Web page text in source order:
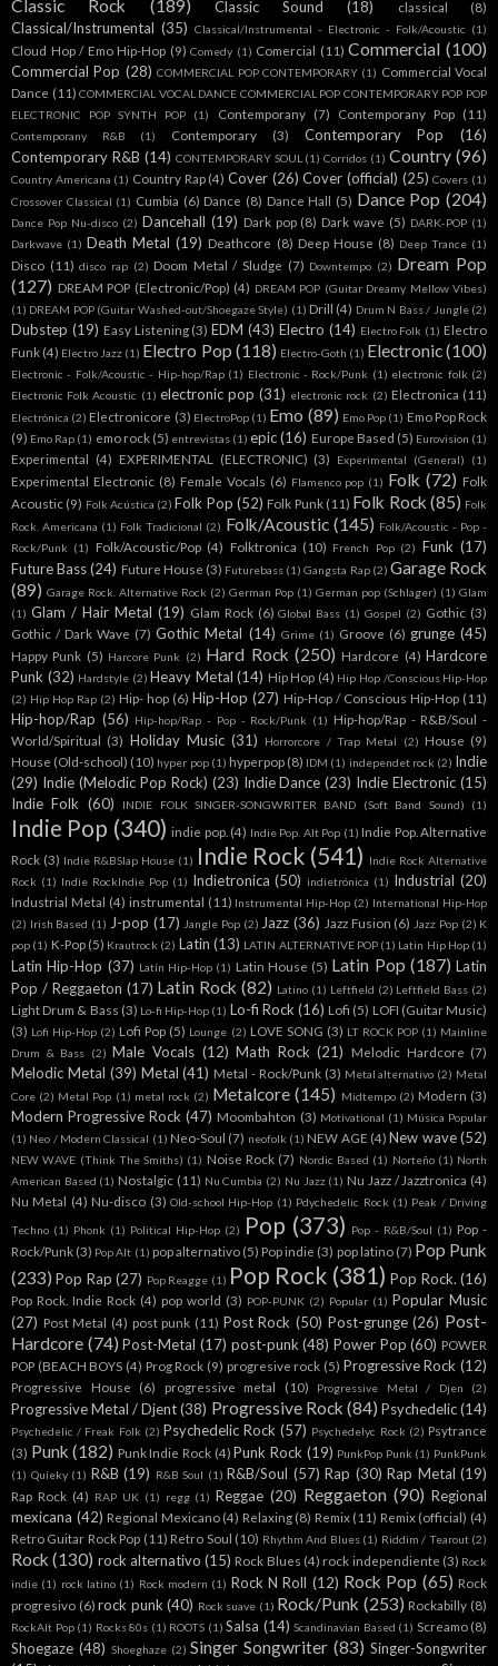
Classic Rock (189) Classic Sound (18) classical (8)
Classical/Instrumental (35) Classical/Instrumental - Electronic - Folk/Acoustic (1)
Cloud Hop / Emo Hip-Hop (9) Comedy (1) Comercial (11) Commercial (100)
Commercial Pop (28) COMMERCIAL POP CONTEMPORARY (1) Commercial Vocal
Dance (11) COMMERCIAL VOCAL DANCE COMMERCIAL POP CONTEMPORARY POP POP
ELECTRONIC POP SYNTH POP
(1) Contemporany (7) Contemporany Pop (11)
Contemporany R&B (1) Contemporary (3) Contemporary Pop
(16)
Contemporary R&B (14) CONTEMPORARY SOUL (1) Corridos (1) Country (96)
Country Americana (1) Country Rap (4) Cover (26) Cover (official) (25) Covers (1)
Crossover Classical (1) Cumbia (6) Dance (8) Dance Hall (5) Dance Pop (204)
Dance Pop Nu-disco (2) Dancehall (19) Dark pop (8) Dark wave (5) DARK-POP (1)
Darkwave (1) Death Metal (19) Deathcore (8) Deep House (8) Deep Trance (1)
Disco (11) disco rap (2) Doom Metal / Sludge (7) Downtempo (2) Dream Pop
(127) DREAM POP (Electronic/Pop) (4) DREAM POP (Guitar Dreamy Mellow Vibes)
(1) DREAM POP (Guitar Washed-out/Shoegaze Style) (1) Drill (4) Drum N Bass / Jungle (2)
Dubstep (19) Easy Listening (3) EDM (43) Electro (14) Electro Folk (1) Electro
Funk (4) Electro Jazz (1) Electro Pop (118) Electro-Goth (1) Electronic(100)
Electronic - Folk/Acoustic - Hip-hop/Rap (1) Electronic - Rock/Punk (1) electronic folk (2)
Electronic Folk Acoustic (1) electronic pop (31) electronic rock (2) Electronica (11)
Electrónica (2) Electronicore (3) ElectroPop (1) Emo (89) Emo Pop (1) Emo Pop Rock
(9) Emo Rap (1) emo rock (5) entrevistas (1) epic (16) Europe Based (5) Eurovision (1)
Experimental (4) EXPERIMENTAL (ELECTRONIC) (3) Experimental (General) (1)
Experimental Electronic (8) Female Vocals (6) Flamenco pop (1) Folk (72) Folk
Acoustic (9) Folk Acústica (2) Folk Pop (52) Folk Punk (11) Folk Rock (85) Folk
Rock. Americana (1) Folk Tradicional (2) Folk/Acoustic (145) Folk/Acoustic - Pop -
Rock/Punk (1) Folk/Acoustic/Pop (4) Folktronica (10) French Pop (2) Funk (17)
Future Bass (24) Future House (3) Futurebass (1) Gangsta Rap (2) Garage Rock
(89) Garage Rock. Alternative Rock (2) German Pop (1) German pop (Schlager) (1) Glam
(1) Glam / Hair Metal (19) Glam Rock (6) Global Bass (1) Gospel (2) Gothic (3)
Gothic / Dark Wave (7) Gothic Metal (14) Grime (1) Groove (6) grunge (45)
Happy Punk (5) Harcore Punk (2) Hard Rock (250) Hardcore (4) Hardcore
Punk (32) Hardstyle (2) Heavy Metal (14) Hip Hop (4) Hip Hop /Conscious Hip-Hop
(2) Hip Hop Rap (2) Hip- hop (6) Hip-Hop (27) Hip-Hop / Conscious Hip-Hop (11)
Hip-hop/Rap (56) Hip-hop/Rap - Pop - Rock/Punk (1) Hip-hop/Rap - R&B/Soul -
World/Spiritual (3) Holiday Music (31) Horrorcore / Trap Metal (2) House (9)
House (Old-school) (10) hyper pop (1) hyperpop (8) IDM (1) independet rock (2) Indie
(29) Indie (Melodic Pop Rock) (23) Indie Dance (23) Indie Electronic (15)
Indie Folk (60) INDIE FOLK SINGER-SONGWRITER BAND (Soft Band Sound) (1)
Indie Pop (340) indie pop. (4) Indie Pop. Alt Pop (1) Indie Pop. Alternative
Rock (3) Indie R&BSlap House (1) Indie Rock (541) Indie Rock Alternative
Rock (1) Indie RockIndie Pop (1) Indietronica (50) indietrónica (1) Industrial (20)
Industrial Metal (4) instrumental (11) Instrumental Hip-Hop (2) International Hip-Hop
(2) Irish Based (1) J-pop (17) Jangle Pop (2) Jazz (36) Jazz Fusion (6) Jazz Pop (2) K
pop (1) K-Pop (5) Krautrock (2) Latin (13) LATIN ALTERNATIVE POP (1) Latin Hip Hop (1)
Latin Hip-Hop (37) Latín Hip-Hop (1) Latin House (5) Latin Pop (187) Latin
Pop / Reggaeton (17) Latin Rock (82) Latino (1) Leftfield (2) Leftfield Bass (2)
Light Drum & Bass (3) Lo-fi Hip-Hop (1) Lo-fi Rock (16) Lofi (5) LOFI (Guitar Music)
(3) Lofi Hip-Hop (2) Lofi Pop (5) Lounge (2) LOVE SONG (3) LT ROCK POP (1) Mainline
Drum & Bass (2) Male Vocals (12) Math Rock (21) Melodic Hardcore (7)
Melodic Metal (39) Metal (41) Metal - Rock/Punk (3) Metal alternativo (2) Metal
Core (2) Metal Pop (1) metal rock (2) Metalcore (145) Midtempo (2) Modern (3)
Modern Progressive Rock (47) Moombahton (3) Motivational (1) Música Popular
(1) Neo / Modern Classical (1) Neo-Soul (7) neofolk (1) NEW AGE (4) New wave (52)
NEW WAVE (Think The Smiths) (1) Noise Rock (7) Nordic Based (1) Norteño (1) North
American Based (1) Nostalgic (11) Nu Cumbia (2) Nu Jazz (1) Nu Jazz / Jazztronica (4)
Nu Metal (4) Nu-disco (3) Old-school Hip-Hop (1) Pdychedelic Rock (1) Peak / Driving
Techno (1) Phonk (1) Political Hip-Hop (2) Pop (373) Pop - R&B/Soul (1) Pop -
Rock/Punk (3) Pop Alt (1) pop alternativo (5) Pop indie (3) pop latino (7) Pop Punk
(233) Pop Rap (27) Pop Reagge (1) Pop Rock (381) Pop Rock. (16)
Pop Rock. Indie Rock (4) pop world (3) POP-PUNK (2) Popular (1) Popular Music
(27) Post Metal (4) post punk (11) Post Rock (50) Post-grunge (26) Post-
Hardcore (74) Post-Metal (17) post-punk (48) Power Pop (60) POWER
POP (BEACH BOYS (4) Prog Rock (9) progresive rock (5) Progressive Rock (12)
Progressive House (6) progressive metal (10) Progressive Metal / Djen (2)
Progressive Metal / Djent (38) Progressive Rock (84) Psychedelic(14)
Psychedelic / Freak Folk (2) Psychedelic Rock (57) Psychedelyc Rock (2) Psytrance
(3) Punk (182) Punk Indie Rock (4) Punk Rock (19) PunkPop Punk (1) PunkPunk
(1) Quieky (1) R&B (19) R&B Soul (1) R&B/Soul (57) Rap (30) Rap Metal (19)
Rap Rock (4) RAP UK (1) regg (1) Reggae (20) Reggaeton (90) Regional
mexicana (42) Regional Mexicano (4) Relaxing (8) Remix (11) Remix (official) (4)
Retro Guitar Rock Pop (11) Retro Soul (10) Rhythm And Blues (1) Riddim / Tearout (2)
Rock (130) rock alternativo (15) Rock Blues (4) rock independiente (3) Rock
indie (1) rock latino (1) Rock modern (1) Rock N Roll (12) Rock Pop (65) Rock
progresivo (6) rock punk (40) Rock suave (1) Rock/Punk (253) Rockabilly (8)
RockAlt Pop (1) Rocks 80s (1) ROOTS (1) Salsa (14) Scandinavian Based (1) Screamo (8)
Shoegaze (48) Shoeghaze (2) Singer Songwriter (83) Singer-Songwriter